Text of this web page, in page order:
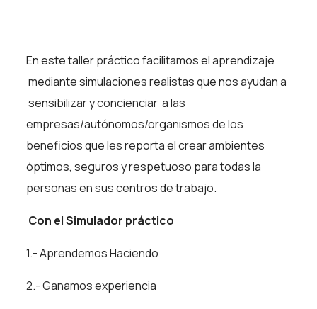
En este taller práctico facilitamos el aprendizaje
mediante simulaciones realistas que nos ayudan a
sensibilizar y concienciar a las
empresas/autónomos/organismos de los
beneficios que les reporta el crear ambientes
óptimos, seguros y respetuoso para todas la
personas en sus centros de trabajo.
Con el Simulador práctico
1.- Aprendemos Haciendo
2.- Ganamos experiencia